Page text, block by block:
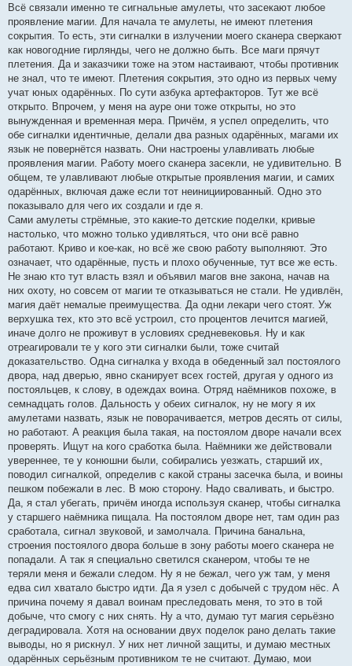
Всё связали именно те сигнальные амулеты, что засекают любое
проявление магии. Для начала те амулеты, не имеют плетения
сокрытия. То есть, эти сигналки в излучении моего сканера сверкают
как новогодние гирлянды, чего не должно быть. Все маги прячут
плетения. Да и заказчики тоже на этом настаивают, чтобы противник
не знал, что те имеют. Плетения сокрытия, это одно из первых чему
учат юных одарённых. По сути азбука артефакторов. Тут же всё
открыто. Впрочем, у меня на ауре они тоже открыты, но это
вынужденная и временная мера. Причём, я успел определить, что
обе сигналки идентичные, делали два разных одарённых, магами их
язык не повернётся назвать. Они настроены улавливать любые
проявления магии. Работу моего сканера засекли, не удивительно. В
общем, те улавливают любые открытые проявления магии, и самих
одарённых, включая даже если тот неинициированный. Одно это
показывало для чего их создали и где я.
Сами амулеты стрёмные, это какие-то детские поделки, кривые
настолько, что можно только удивляться, что они всё равно
работают. Криво и кое-как, но всё же свою работу выполняют. Это
означает, что одарённые, пусть и плохо обученные, тут все же есть.
Не знаю кто тут власть взял и объявил магов вне закона, начав на
них охоту, но совсем от магии те отказываться не стали. Не удивлён,
магия даёт немалые преимущества. Да одни лекари чего стоят. Уж
верхушка тех, кто это всё устроил, сто процентов лечится магией,
иначе долго не проживут в условиях средневековья. Ну и как
отреагировали те у кого эти сигналки были, тоже считай
доказательство. Одна сигналка у входа в обеденный зал постоялого
двора, над дверью, явно сканирует всех гостей, другая у одного из
постояльцев, к слову, в одеждах воина. Отряд наёмников похоже, в
семнадцать голов. Дальность у обеих сигналок, ну не могу я их
амулетами назвать, язык не поворачивается, метров десять от силы,
но работают. А реакция была такая, на постоялом дворе начали всех
проверять. Ищут на кого сработка была. Наёмники же действовали
увереннее, те у конюшни были, собирались уезжать, старший их,
поводил сигналкой, определив с какой страны засечка была, и воины
пешком побежали в лес. В мою сторону. Надо сваливать, и быстро.
Да, я стал убегать, причём иногда используя сканер, чтобы сигналка
у старшего наёмника пищала. На постоялом дворе нет, там один раз
сработала, сигнал звуковой, и замолчала. Причина банальна,
строения постоялого двора больше в зону работы моего сканера не
попадали. А так я специально светился сканером, чтобы те не
теряли меня и бежали следом. Ну я не бежал, чего уж там, у меня
едва сил хватало быстро идти. Да я узел с добычей с трудом нёс. А
причина почему я давал воинам преследовать меня, то это в той
добыче, что смогу с них снять. Ну а что, думаю тут магия серьёзно
деградировала. Хотя на основании двух поделок рано делать такие
выводы, но я рискнул. У них нет личной защиты, и думаю местных
одарённых серьёзным противником те не считают. Думаю, мои